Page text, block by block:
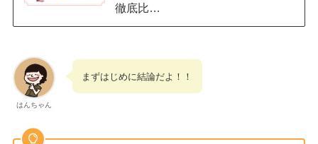
徹底比…
はんちゃん
まずはじめに結論だよ！！